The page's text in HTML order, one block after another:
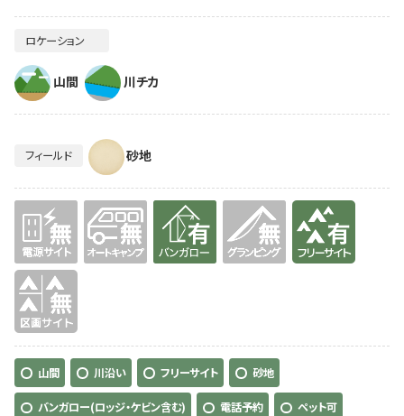
ロケーション
山間 川チカ
フィールド 砂地
無 無 有り 有り
無
山間 川沿い フリーサイト 砂地
バンガロー(ロッジ・ケビン含む) 電話予約 ペット可